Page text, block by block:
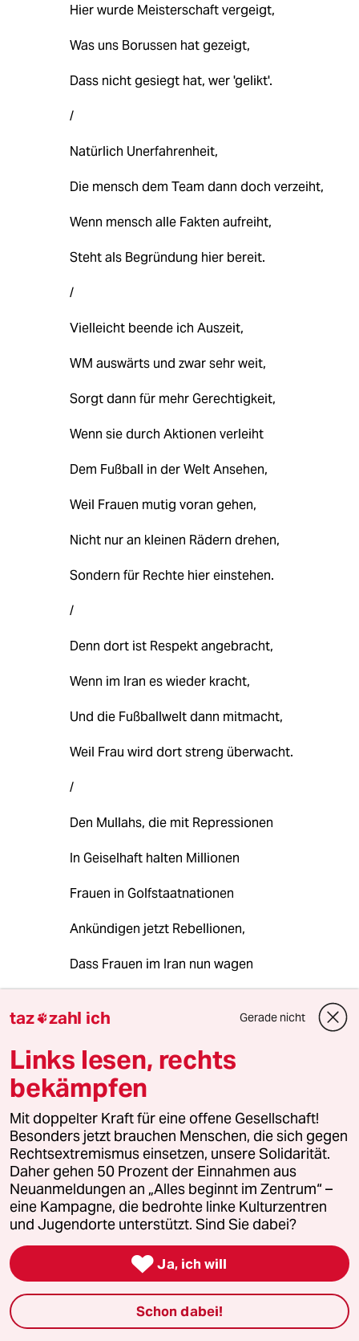
Hier wurde Meisterschaft vergeigt,
Was uns Borussen hat gezeigt,
Dass nicht gesiegt hat, wer 'gelikt'.
/
Natürlich Unerfahrenheit,
Die mensch dem Team dann doch verzeiht,
Wenn mensch alle Fakten aufreiht,
Steht als Begründung hier bereit.
/
Vielleicht beende ich Auszeit,
WM auswärts und zwar sehr weit,
Sorgt dann für mehr Gerechtigkeit,
Wenn sie durch Aktionen verleiht
Dem Fußball in der Welt Ansehen,
Weil Frauen mutig voran gehen,
Nicht nur an kleinen Rädern drehen,
Sondern für Rechte hier einstehen.
/
Denn dort ist Respekt angebracht,
Wenn im Iran es wieder kracht,
Und die Fußballwelt dann mitmacht,
Weil Frau wird dort streng überwacht.
/
Den Mullahs, die mit Repressionen
In Geiselhaft halten Millionen
Frauen in Golfstaatnationen
Ankündigen jetzt Rebellionen,
Dass Frauen im Iran nun wagen
Solidarisch nicht woll'n verzagen.
Dazu ist Solidarität
Im Kampf um eine Parität
Ganz sicher hier nicht obsolet,
Wenn es um WM-Titel geht.
//
🏆⚽ Juli 2023, MR
taz zahl ich Gerade nicht
Links lesen, rechts
bekämpfen
Mit doppelter Kraft für eine offene Gesellschaft!
Besonders jetzt brauchen Menschen, die sich gegen
Rechtsextremismus einsetzen, unsere Solidarität.
Daher gehen 50 Prozent der Einnahmen aus
Neuanmeldungen an „Alles beginnt im Zentrum“ –
eine Kampagne, die bedrohte linke Kulturzentren
und Jugendorte unterstützt. Sind Sie dabei?
 Ja, ich will
Schon dabei!